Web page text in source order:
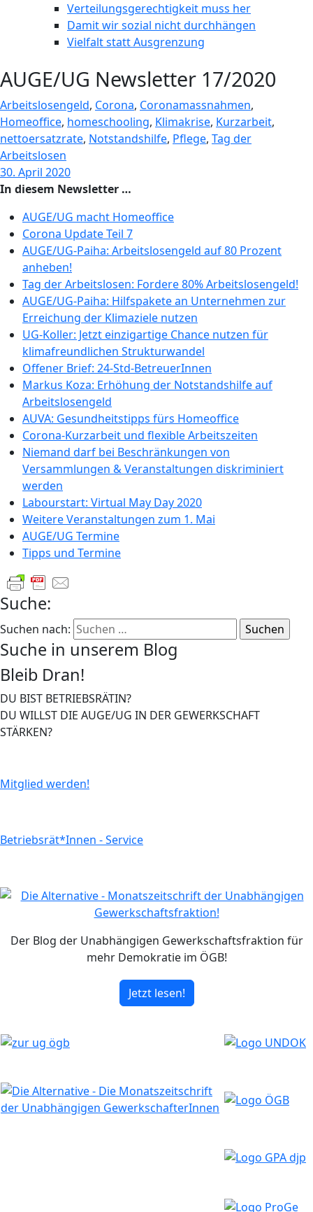
Verteilungsgerechtigkeit muss her
Damit wir sozial nicht durchhängen
Vielfalt statt Ausgrenzung
AUGE/UG Newsletter 17/2020
Arbeitslosengeld, Corona, Coronamassnahmen,
Homeoffice, homeschooling, Klimakrise, Kurzarbeit,
nettoersatzrate, Notstandshilfe, Pflege, Tag der
Arbeitslosen
30. April 2020
In diesem Newsletter …
AUGE/UG macht Homeoffice
Corona Update Teil 7
AUGE/UG-Paiha: Arbeitslosengeld auf 80 Prozent
anheben!
Tag der Arbeitslosen: Fordere 80% Arbeitslosengeld!
AUGE/UG-Paiha: Hilfspakete an Unternehmen zur
Erreichung der Klimaziele nutzen
UG-Koller: Jetzt einzigartige Chance nutzen für
klimafreundlichen Strukturwandel
Offener Brief: 24-Std-BetreuerInnen
Markus Koza: Erhöhung der Notstandshilfe auf
Arbeitslosengeld
AUVA: Gesundheitstipps fürs Homeoffice
Corona-Kurzarbeit und flexible Arbeitszeiten
Niemand darf bei Beschränkungen von
Versammlungen & Veranstaltungen diskriminiert
werden
Labourstart: Virtual May Day 2020
Weitere Veranstaltungen zum 1. Mai
AUGE/UG Termine
Tipps und Termine
Suche:
Suchen nach:
Suche in unserem Blog
Bleib Dran!
DU BIST BETRIEBSRÄTIN?
DU WILLST DIE AUGE/UG IN DER GEWERKSCHAFT
STÄRKEN?
Mitglied werden!
Betriebsrät*Innen - Service
Der Blog der Unabhängigen Gewerkschaftsfraktion für
mehr Demokratie im ÖGB!
Jetzt lesen!